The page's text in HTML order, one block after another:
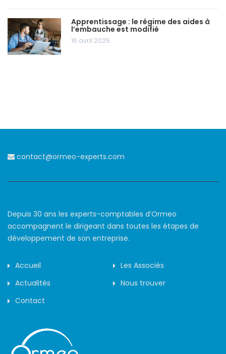
Apprentissage : le régime des aides à
l’embauche est modifié
16 avril 2025
contact@ormeo-experts.com
Depuis 30 ans les experts-comptables d’Ormeo
accompagnent le dirigeant dans toutes les étapes de
développement de son entreprise.
Accueil
Les Associés
Actualités
Nous trouver
Contact